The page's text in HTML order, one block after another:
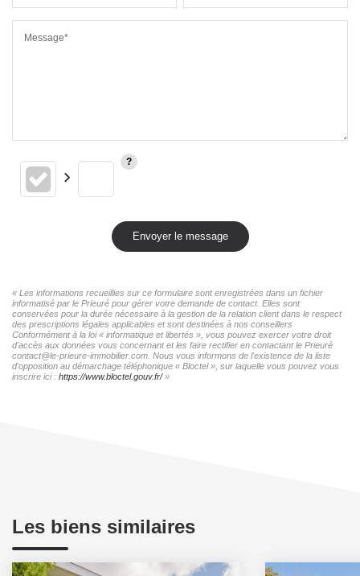
Message*
Envoyer le message
« Les informations recueillies sur ce formulaire sont enregistrées dans un fichier
informatisé par le Prieuré pour gérer votre demande de contact. Elles sont
conservées pour la durée nécessaire à la gestion de la relation client dans le respect
des prescriptions légales applicables et sont destinées à nos conseillers
Conformément à la loi « informatique et libertés », vous pouvez exercer votre droit
d'accès aux données vous concernant et les faire rectifier en contactant le Prieuré
contact@le-prieure-immobilier.com. Nous vous informons de l'existence de la liste
d'opposition au démarchage téléphonique « Bloctel », sur laquelle vous pouvez vous
inscrire ici : https://www.bloctel.gouv.fr/»
Les biens similaires